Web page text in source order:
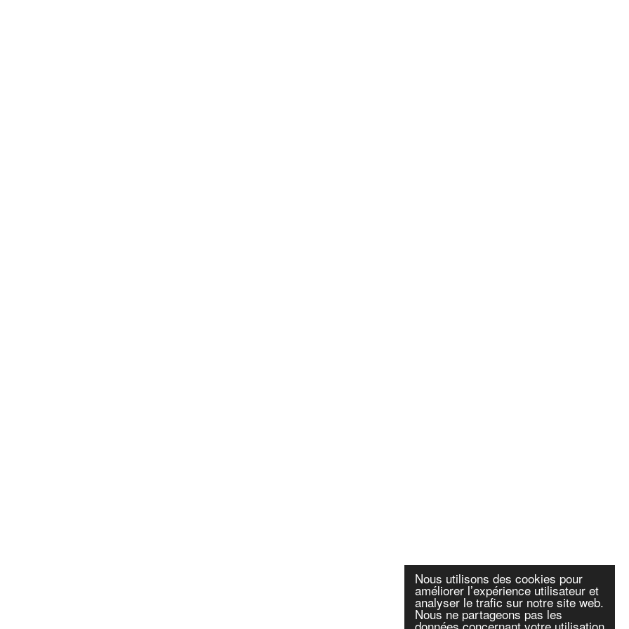
Nous utilisons des cookies pour
améliorer l’expérience utilisateur et
analyser le trafic sur notre site web.
Nous ne partageons pas les